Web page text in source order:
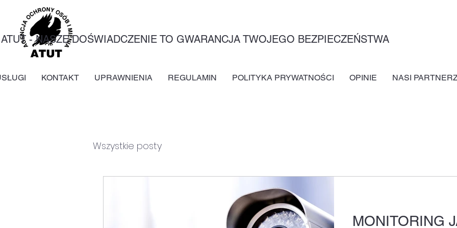
ATUT - NASZE DOŚWIADCZENIE TO GWARANCJA TWOJEGO BEZPIECZEŃSTWA
KONTAKT UPRAWNIENIA REGULAMIN POLITYKA PRYWATNOŚCI OPINIE NASI
Wszystkie posty
MONITORING